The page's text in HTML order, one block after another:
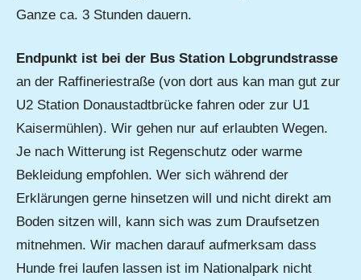
Ganze ca. 3 Stunden dauern.
Endpunkt ist bei der Bus Station Lobgrundstrasse
an der Raffineriestraße (von dort aus kan man gut zur
U2 Station Donaustadtbrücke fahren oder zur U1
Kaisermühlen). Wir gehen nur auf erlaubten Wegen.
Je nach Witterung ist Regenschutz oder warme
Bekleidung empfohlen. Wer sich während der
Erklärungen gerne hinsetzen will und nicht direkt am
Boden sitzen will, kann sich was zum Draufsetzen
mitnehmen. Wir machen darauf aufmerksam dass
Hunde frei laufen lassen ist im Nationalpark nicht